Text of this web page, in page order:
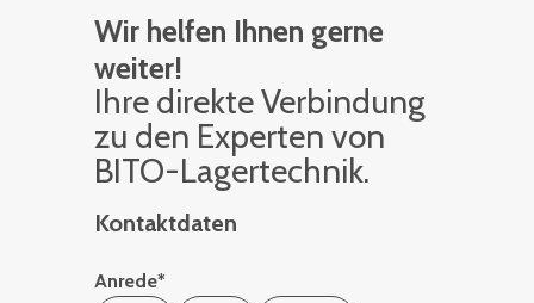
Wir helfen Ihnen gerne
weiter!
Ihre di­rek­te Ver­bin­dung
zu den Ex­per­ten von
BITO-La­ger­tech­nik.
Kontaktdaten
Anrede*